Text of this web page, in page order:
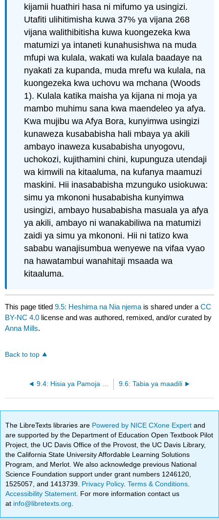
kijamii huathiri hasa ni mifumo ya usingizi.
Utafiti ulihitimisha kuwa 37% ya vijana 268
vijana walithibitisha kuwa kuongezeka kwa
matumizi ya intaneti kunahusishwa na muda
mfupi wa kulala, wakati wa kulala baadaye na
nyakati za kupanda, muda mrefu wa kulala, na
kuongezeka kwa uchovu wa mchana (Woods
1). Kulala katika maisha ya kijana ni moja ya
mambo muhimu sana kwa maendeleo ya afya.
Kwa mujibu wa Afya Bora, kunyimwa usingizi
kunaweza kusababisha hali mbaya ya akili
ambayo inaweza kusababisha unyogovu,
uchokozi, kujithamini chini, kupunguza utendaji
wa kimwili na kitaaluma, na kufanya maamuzi
maskini. Hii inasababisha mzunguko usiokuwa:
simu ya mkononi husababisha kunyimwa
usingizi, ambayo husababisha masuala ya afya
ya akili, ambayo ni wanakabiliwa na matumizi
zaidi ya simu ya mkononi. Hii ni tatizo kwa
sababu wanajisumbua wenyewe na vifaa vyao
na hawatambui wanahitaji msaada wa
kitaaluma.
This page titled9.5: Heshima na Nia njema is shared under aCC
BY-NC 4.0 license and was authored, remixed, and/or curated by
Anna Mills.
Back to top
9.4: Hisia ya Pamoja ya Utambulisho 9.6: Tabia ya maadili
The LibreTexts libraries are Powered by NICE CXone Expertand
are supported by the Department of Education Open Textbook Pilot
Project, the UC Davis Office of the Provost, the UC Davis Library,
the California State University Affordable Learning Solutions
Program, and Merlot. We also acknowledge previous National
Science Foundation support under grant numbers 1246120,
1525057, and 1413739. Privacy Policy.Terms & Conditions
Accessibility Statement . For more information contact us
at info@libretexts.org